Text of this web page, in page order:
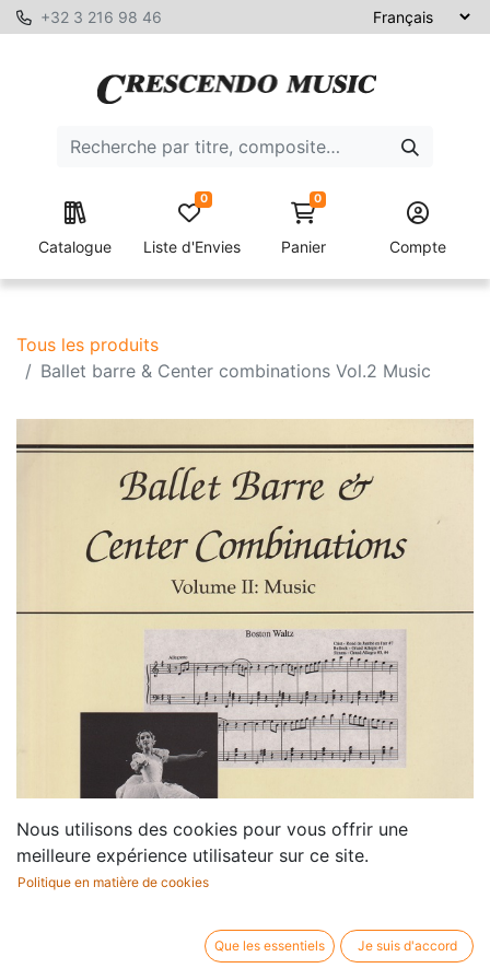
+32 3 216 98 46
Catalogue Liste d'Envies
0 0
Panier Compte
Tous les produits
Ballet barre & Center combinations Vol.2 Music
Nous utilisons des cookies pour vous offrir une
meilleure expérience utilisateur sur ce site.
Politique en matière de cookies
Que les essentiels Je suis d'accord